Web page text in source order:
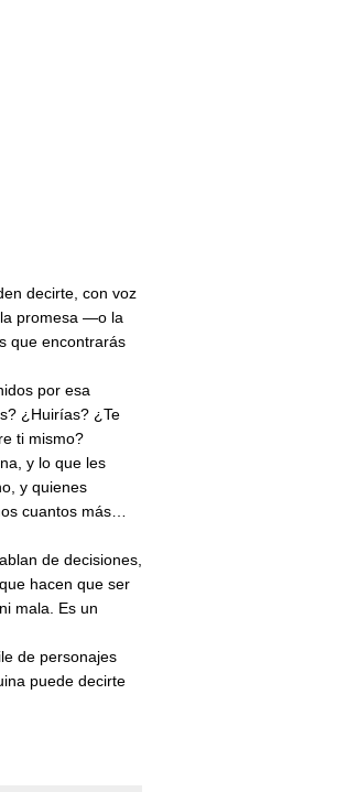
decirte, con voz
promesa —o la
que encontrarás
por esa
¿Huirías? ¿Te
ti mismo?
y lo que les
y quienes
cuantos más…
de decisiones,
hacen que ser
mala. Es un
de personajes
puede decirte